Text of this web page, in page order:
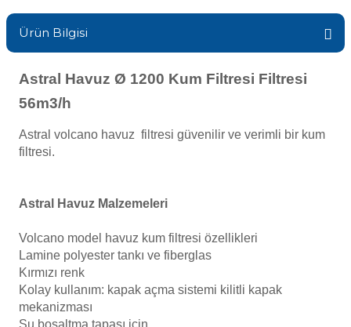
Gemaş Havuz
Wtr Havuz
Sıvı Ph- Düşürücü
Toz Ph+ Yükseltici
Yosun Öldürücü
Alkalinite Düşürücü
Ayak Dezenfektanı
Havuz Vana
Havuz Sarf
Havuz
Ürün Bilgisi
Astral Havuz Ø 1200 Kum Filtresi Filtresi
56m3/h
Astral volcano havuz filtresi güvenilir ve verimli bir kum
filtresi.
Astral Havuz Malzemeleri
Volcano model havuz kum filtresi özellikleri
Lamine polyester tankı ve fiberglas
Kırmızı renk
Kolay kullanım: kapak açma sistemi kilitli kapak
mekanizması